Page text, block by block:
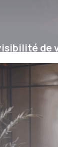
de
module